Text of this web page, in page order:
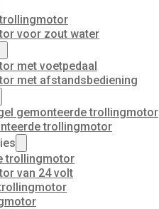
voor zout water
met voetpedaal
met afstandsbediening
gemonteerde trollingmotor
trollingmotor
trollingmotor
van 24 volt